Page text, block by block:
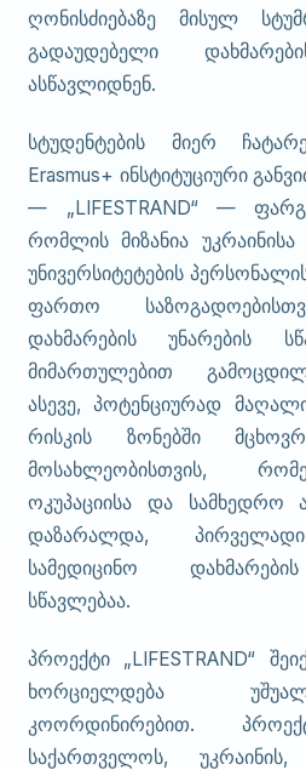
ღონისძიებაზე მისულ
გადაუდებელი
ასწავლიდნენ.
სტუდენტების მიერ
Erasmus+ ინსტიტუციური
— „LIFESTRAND“ —
რომლის მიზანია
უნივერსიტეტების
ფართო
დახმარების უნარების
მიმართულებით
ასევე, პოტენციურად
რისკის ზონებში
მოსახლეობისთვის,
ოკუპაციისა და სამხედრო
დაზარალდა,
სამედიცინო
სწავლებაა.
პროექტი „LIFESTRAND“
ხორციელდება
კოორდინირებით.
საქართველოს,